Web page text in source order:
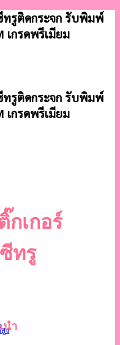
ทรูติดกระจก รับพิมพ์
เกรดพรีเมียม
ทรูติดกระจก รับพิมพ์
เกรดพรีเมียม
ง
กเกอร์
ทรู
นำ